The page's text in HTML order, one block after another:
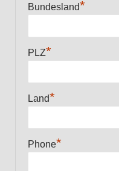
Bundesland*
PLZ*
Land*
Phone*